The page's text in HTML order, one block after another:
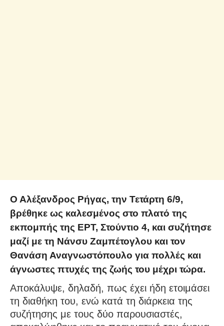
Ο Αλέξανδρος Ρήγας, την Τετάρτη 6/9,
βρέθηκε ως καλεσμένος στο πλατό της
εκπομπής της ΕΡΤ, Στούντιο 4, και συζήτησε
μαζί με τη Νάνσυ Ζαμπέτογλου και τον
Θανάση Αναγνωστόπουλο για πολλές και
άγνωστες πτυχές της ζωής του μέχρι τώρα.
Αποκάλυψε, δηλαδή, πως έχει ήδη ετοιμάσει
τη διαθήκη του, ενώ κατά τη διάρκεια της
συζήτησης με τους δύο παρουσιαστές,